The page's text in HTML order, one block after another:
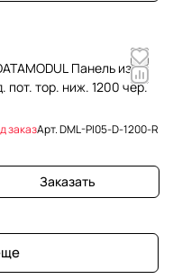
Панель изол.
пот. тор. ниж. 1200 чер.
заказАрт.DML-PI05-D-1200-R
Заказать